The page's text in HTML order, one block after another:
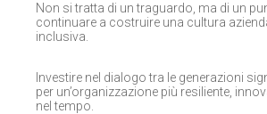
Non si tratta di un traguardo, ma di un
continuare a costruire una cultura
inclusiva.
Investire nel dialogo tra le generazioni
per un’organizzazione più resiliente,
nel tempo.